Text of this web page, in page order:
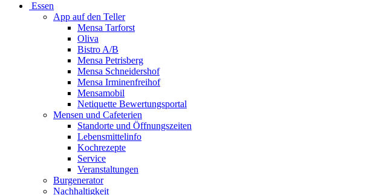
Essen
App auf den Teller
Mensa Tarforst
Oliva
Bistro A/B
Mensa Petrisberg
Mensa Schneidershof
Mensa Irminenfreihof
Mensamobil
Netiquette Bewertungsportal
Mensen und Cafeterien
Standorte und Öffnungszeiten
Lebensmittelinfo
Kochrezepte
Service
Veranstaltungen
Burgenerator
Nachhaltigkeit